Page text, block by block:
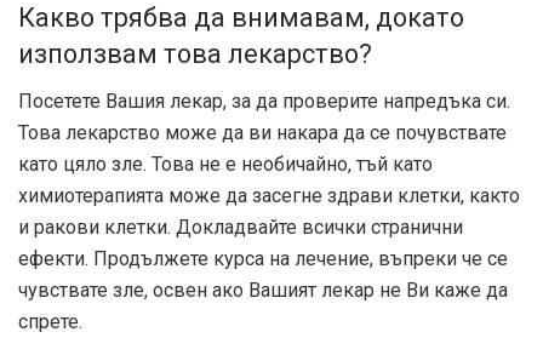
Какво трябва да внимавам, докато
използвам това лекарство?
Посетете Вашия лекар, за да проверите напредъка си.
Това лекарство може да ви накара да се почувствате
като цяло зле. Това не е необичайно, тъй като
химиотерапията може да засегне здрави клетки, както
и ракови клетки. Докладвайте всички странични
ефекти. Продължете курса на лечение, въпреки че се
чувствате зле, освен ако Вашият лекар не Ви каже да
спрете.